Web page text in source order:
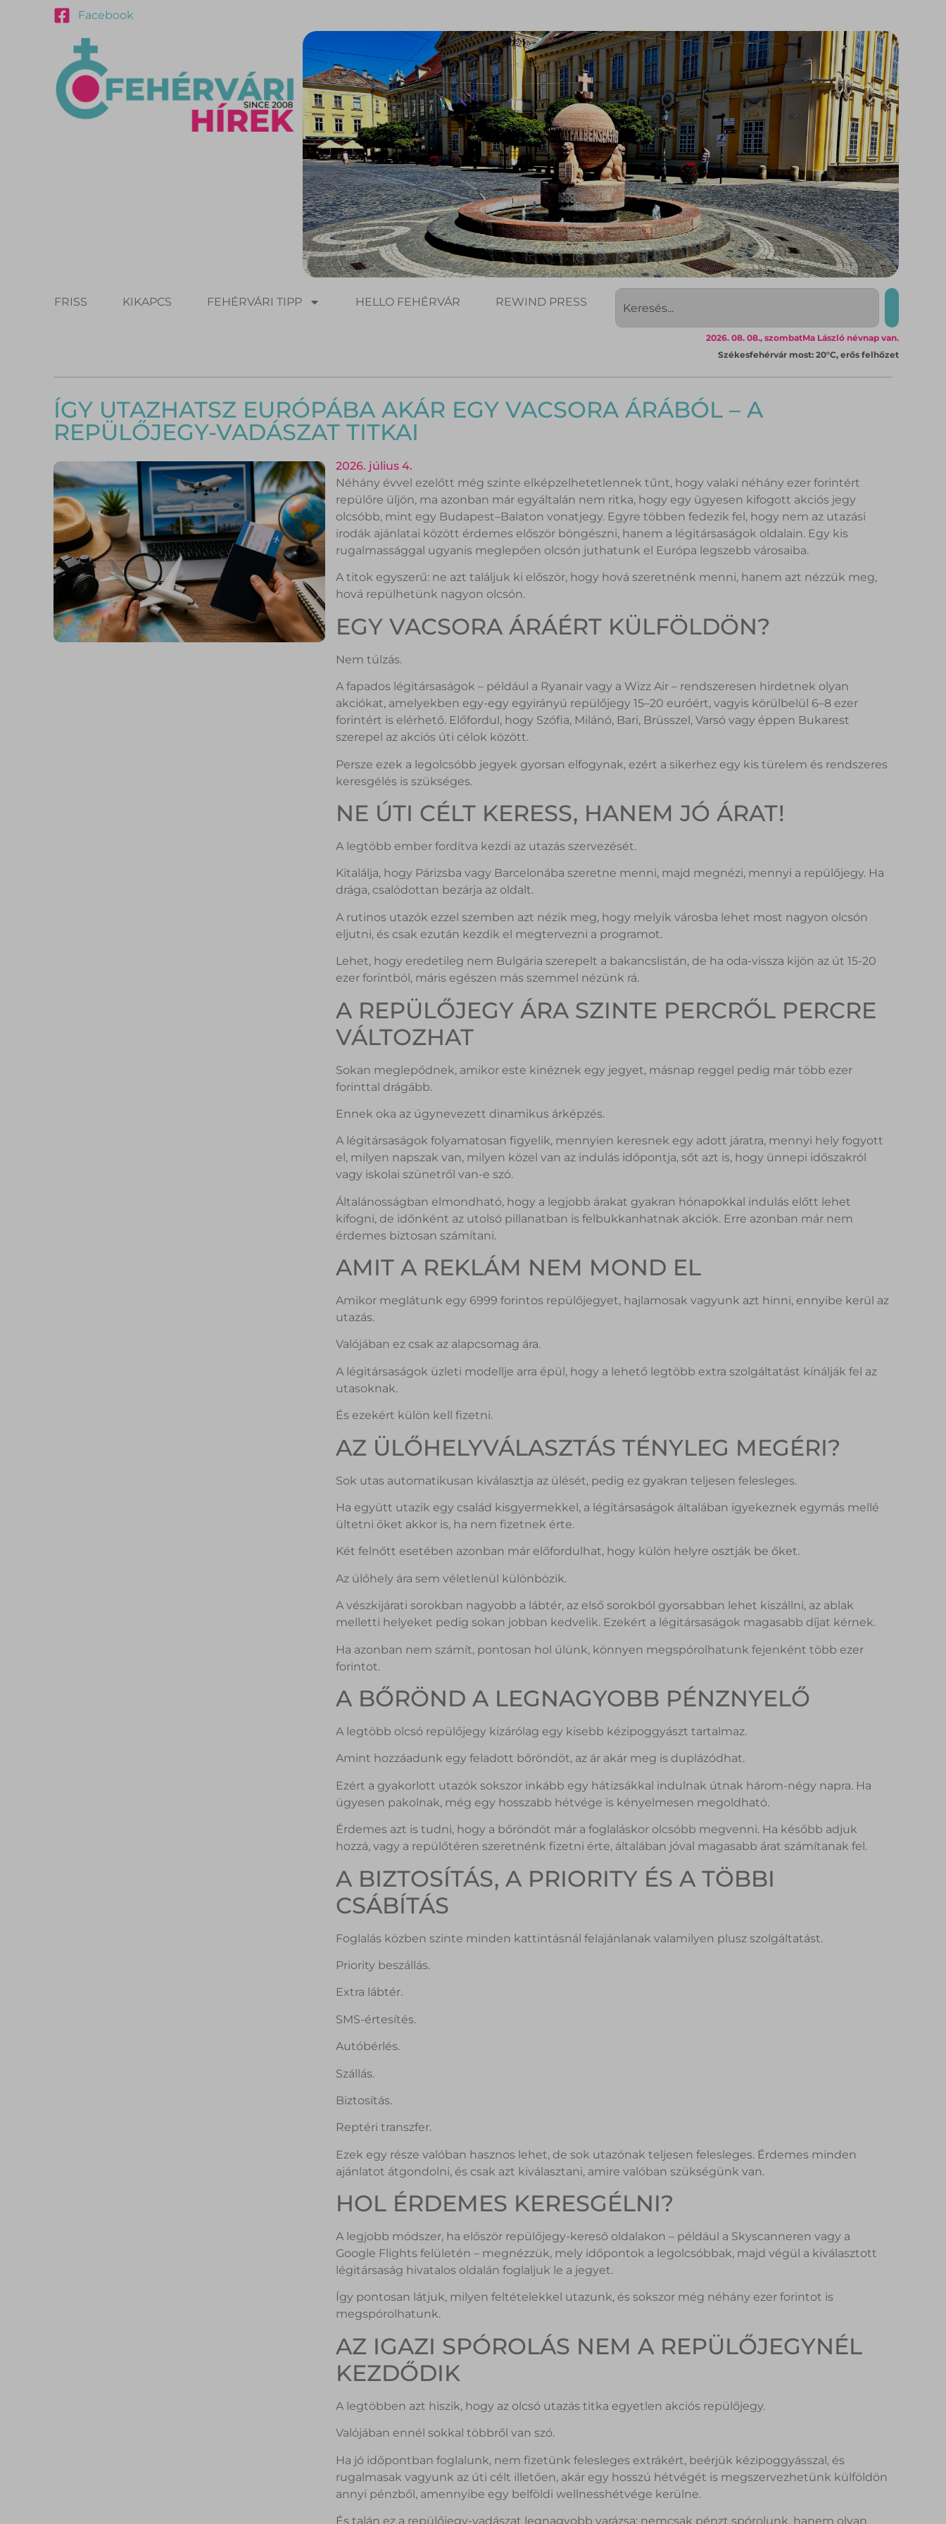
Facebook
FRISS KIKAPCS FEHÉRVÁRI TIPP HELLO FEHÉRVÁR REWIND PRESS
Ma László névnap van.
2026. 08. 08., szombat
Székesfehérvár most: 20°C, erős felhőzet
ÍGY UTAZHATSZ EURÓPÁBA AKÁR EGY VACSORA ÁRÁBÓL – A
REPÜLŐJEGY-VADÁSZAT TITKAI
2026. július 4.
Néhány évvel ezelőtt még szinte elképzelhetetlennek tűnt, hogy valaki néhány ezer forintért
repülőre üljön, ma azonban már egyáltalán nem ritka, hogy egy ügyesen kifogott akciós jegy
olcsóbb, mint egy Budapest–Balaton vonatjegy. Egyre többen fedezik fel, hogy nem az utazási
irodák ajánlatai között érdemes először böngészni, hanem a légitársaságok oldalain. Egy kis
rugalmassággal ugyanis meglepően olcsón juthatunk el Európa legszebb városaiba.
A titok egyszerű: ne azt találjuk ki először, hogy hová szeretnénk menni, hanem azt nézzük meg,
hová repülhetünk nagyon olcsón.
EGY VACSORA ÁRÁÉRT KÜLFÖLDÖN?
Nem túlzás.
A fapados légitársaságok – például a Ryanair vagy a Wizz Air – rendszeresen hirdetnek olyan
akciókat, amelyekben egy-egy egyirányú repülőjegy 15–20 euróért, vagyis körülbelül 6–8 ezer
forintért is elérhető. Előfordul, hogy Szófia, Milánó, Bari, Brüsszel, Varsó vagy éppen Bukarest
szerepel az akciós úti célok között.
Persze ezek a legolcsóbb jegyek gyorsan elfogynak, ezért a sikerhez egy kis türelem és rendszeres
keresgélés is szükséges.
NE ÚTI CÉLT KERESS, HANEM JÓ ÁRAT!
A legtöbb ember fordítva kezdi az utazás szervezését.
Kitalálja, hogy Párizsba vagy Barcelonába szeretne menni, majd megnézi, mennyi a repülőjegy. Ha
drága, csalódottan bezárja az oldalt.
A rutinos utazók ezzel szemben azt nézik meg, hogy melyik városba lehet most nagyon olcsón
eljutni, és csak ezután kezdik el megtervezni a programot.
Lehet, hogy eredetileg nem Bulgária szerepelt a bakancslistán, de ha oda-vissza kijön az út 15-20
ezer forintból, máris egészen más szemmel nézünk rá.
A REPÜLŐJEGY ÁRA SZINTE PERCRŐL PERCRE
VÁLTOZHAT
Sokan meglepődnek, amikor este kinéznek egy jegyet, másnap reggel pedig már több ezer
forinttal drágább.
Ennek oka az úgynevezett dinamikus árképzés.
A légitársaságok folyamatosan figyelik, mennyien keresnek egy adott járatra, mennyi hely fogyott
el, milyen napszak van, milyen közel van az indulás időpontja, sőt azt is, hogy ünnepi időszakról
vagy iskolai szünetről van-e szó.
Általánosságban elmondható, hogy a legjobb árakat gyakran hónapokkal indulás előtt lehet
kifogni, de időnként az utolsó pillanatban is felbukkanhatnak akciók. Erre azonban már nem
érdemes biztosan számítani.
AMIT A REKLÁM NEM MOND EL
Amikor meglátunk egy 6999 forintos repülőjegyet, hajlamosak vagyunk azt hinni, ennyibe kerül az
utazás.
Valójában ez csak az alapcsomag ára.
A légitársaságok üzleti modellje arra épül, hogy a lehető legtöbb extra szolgáltatást kínálják fel az
utasoknak.
És ezekért külön kell fizetni.
AZ ÜLŐHELYVÁLASZTÁS TÉNYLEG MEGÉRI?
Sok utas automatikusan kiválasztja az ülését, pedig ez gyakran teljesen felesleges.
Ha együtt utazik egy család kisgyermekkel, a légitársaságok általában igyekeznek egymás mellé
ültetni őket akkor is, ha nem fizetnek érte.
Két felnőtt esetében azonban már előfordulhat, hogy külön helyre osztják be őket.
Az ülőhely ára sem véletlenül különbözik.
A vészkijárati sorokban nagyobb a lábtér, az első sorokból gyorsabban lehet kiszállni, az ablak
melletti helyeket pedig sokan jobban kedvelik. Ezekért a légitársaságok magasabb díjat kérnek.
Ha azonban nem számít, pontosan hol ülünk, könnyen megspórolhatunk fejenként több ezer
forintot.
A BŐRÖND A LEGNAGYOBB PÉNZNYELŐ
A legtöbb olcsó repülőjegy kizárólag egy kisebb kézipoggyászt tartalmaz.
Amint hozzáadunk egy feladott bőröndöt, az ár akár meg is duplázódhat.
Ezért a gyakorlott utazók sokszor inkább egy hátizsákkal indulnak útnak három-négy napra. Ha
ügyesen pakolnak, még egy hosszabb hétvége is kényelmesen megoldható.
Érdemes azt is tudni, hogy a bőröndöt már a foglaláskor olcsóbb megvenni. Ha később adjuk
hozzá, vagy a repülőtéren szeretnénk fizetni érte, általában jóval magasabb árat számítanak fel.
A BIZTOSÍTÁS, A PRIORITY ÉS A TÖBBI
CSÁBÍTÁS
Foglalás közben szinte minden kattintásnál felajánlanak valamilyen plusz szolgáltatást.
Priority beszállás.
Extra lábtér.
SMS-értesítés.
Autóbérlés.
Szállás.
Biztosítás.
Reptéri transzfer.
Ezek egy része valóban hasznos lehet, de sok utazónak teljesen felesleges. Érdemes minden
ajánlatot átgondolni, és csak azt kiválasztani, amire valóban szükségünk van.
HOL ÉRDEMES KERESGÉLNI?
A legjobb módszer, ha először repülőjegy-kereső oldalakon – például a Skyscanneren vagy a
Google Flights felületén – megnézzük, mely időpontok a legolcsóbbak, majd végül a kiválasztott
légitársaság hivatalos oldalán foglaljuk le a jegyet.
Így pontosan látjuk, milyen feltételekkel utazunk, és sokszor még néhány ezer forintot is
megspórolhatunk.
AZ IGAZI SPÓROLÁS NEM A REPÜLŐJEGYNÉL
KEZDŐDIK
A legtöbben azt hiszik, hogy az olcsó utazás titka egyetlen akciós repülőjegy.
Valójában ennél sokkal többről van szó.
Ha jó időpontban foglalunk, nem fizetünk felesleges extrákért, beérjük kézipoggyásszal, és
rugalmasak vagyunk az úti célt illetően, akár egy hosszú hétvégét is megszervezhetünk külföldön
annyi pénzből, amennyibe egy belföldi wellnesshétvége kerülne.
És talán ez a repülőjegy-vadászat legnagyobb varázsa: nemcsak pénzt spórolunk, hanem olyan